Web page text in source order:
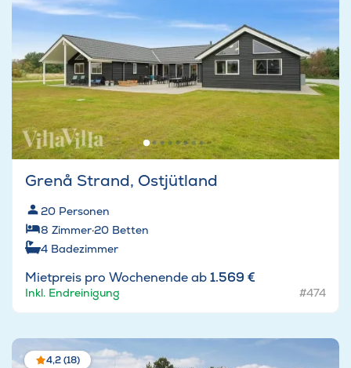
Grenå Strand, Ostjütland
20 Personen
8 Zimmer·20 Betten
4 Badezimmer
Mietpreis pro Wochenende ab1.569 €
Inkl. Endreinigung #474
4,2 (18)